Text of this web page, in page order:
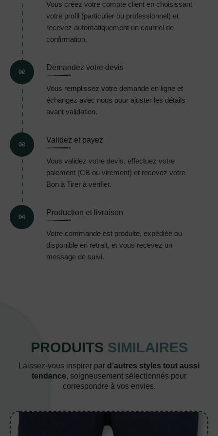
Vous créez votre compte client en choisissant
votre profil (particulier ou professionnel) et
recevez automatiquement un courriel de
confirmation.
02
Demandez votre devis
Vous remplissez votre demande en ligne et
échangez avec nous pour ajuster les détails
avant validation.
03
Validez et payez
Vous validez votre devis, effectuez votre
paiement (CB ou virement) et recevez votre
Bon à Tirer à vérifier.
04
Production et livraison
Votre commande est produite, expédiée ou
disponible en retrait, et vous recevez un
message de suivi.
PRODUITS SIMILAIRES
Laissez-vous inspirer par d’autres styles tout aussi
tendance, soigneusement sélectionnés pour
correspondre à vos envies.